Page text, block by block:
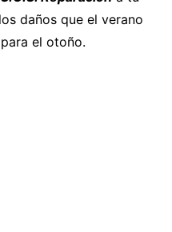
daños que el verano
el otoño.